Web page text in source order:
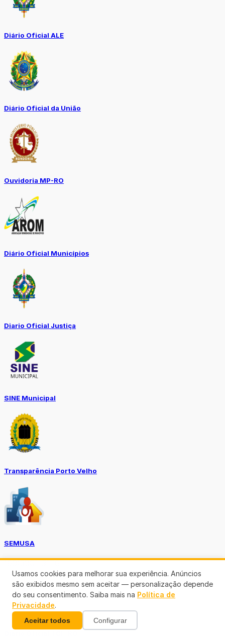
Diário Oficial ALE
Diário Oficial da União
Ouvidoria MP-RO
Diário Oficial Municípios
Diario Oficial Justiça
SINE Municipal
Transparência Porto Velho
SEMUSA
(69)3901-3176
Usamos cookies para melhorar sua experiência. Anúncios
são exibidos mesmo sem aceitar — personalização depende
do seu consentimento. Saiba mais na Política de
Privacidade.
Aceitar todos Configurar